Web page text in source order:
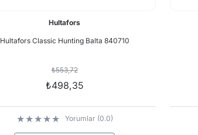
Hultafors
Hultafors Classic Hunting Balta 840710
₺553,72
₺498,35
Yorumlar (0.0)